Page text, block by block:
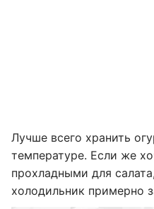
Лучше всего хранить
температуре. Если же
прохладными для
холодильник примерно